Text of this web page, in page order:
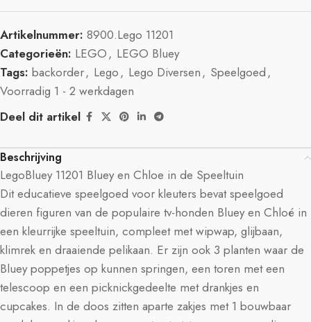
Artikelnummer: 8900.Lego 11201
Categorieën: LEGO, LEGO Bluey
Tags: backorder, Lego, Lego Diversen, Speelgoed,
Voorradig 1 - 2 werkdagen
Deel dit artikel
Beschrijving
LegoBluey 11201 Bluey en Chloe in de Speeltuin
Dit educatieve speelgoed voor kleuters bevat speelgoed
dieren figuren van de populaire tv-honden Bluey en Chloé in
een kleurrijke speeltuin, compleet met wipwap, glijbaan,
klimrek en draaiende pelikaan. Er zijn ook 3 planten waar de
Bluey poppetjes op kunnen springen, een toren met een
telescoop en een picknickgedeelte met drankjes en
cupcakes. In de doos zitten aparte zakjes met 1 bouwbaar